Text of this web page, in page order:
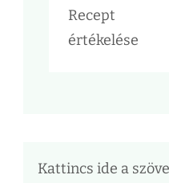
Recept
értékelése
Kattincs ide a